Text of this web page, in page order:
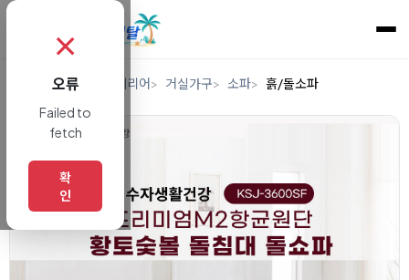
렌탈 가구/인테리어 거실가구 소파 흙/돌소파
✗
오류
Failed to
fetch
확
인